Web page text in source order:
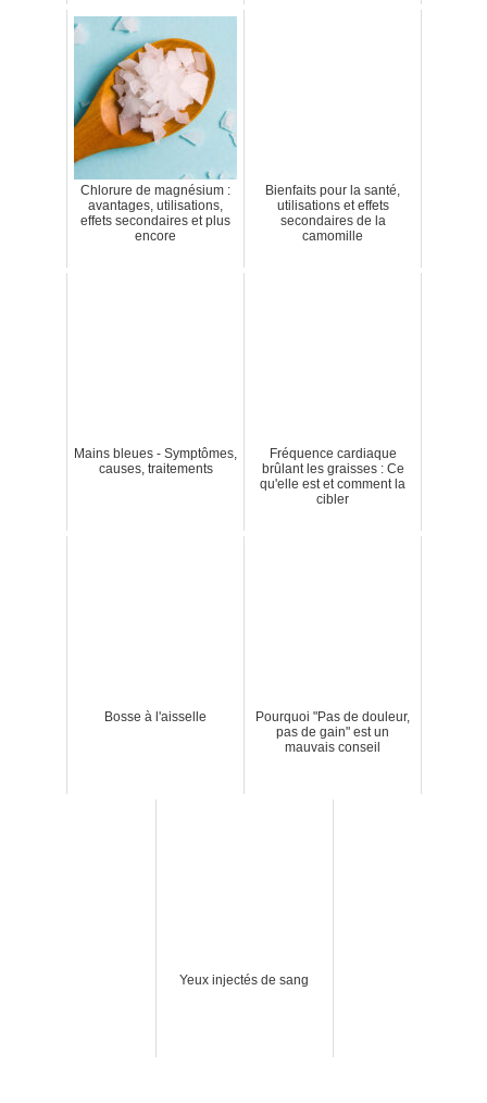
Chlorure de magnésium :
avantages, utilisations,
effets secondaires et plus
encore
Bienfaits pour la santé,
utilisations et effets
secondaires de la
camomille
Mains bleues - Symptômes,
causes, traitements
Fréquence cardiaque
brûlant les graisses : Ce
qu'elle est et comment la
cibler
Bosse à l'aisselle
Pourquoi "Pas de douleur,
pas de gain" est un
mauvais conseil
Yeux injectés de sang